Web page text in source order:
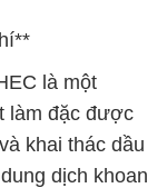
là một
làm đặc được
khai thác dầu
dịch khoan